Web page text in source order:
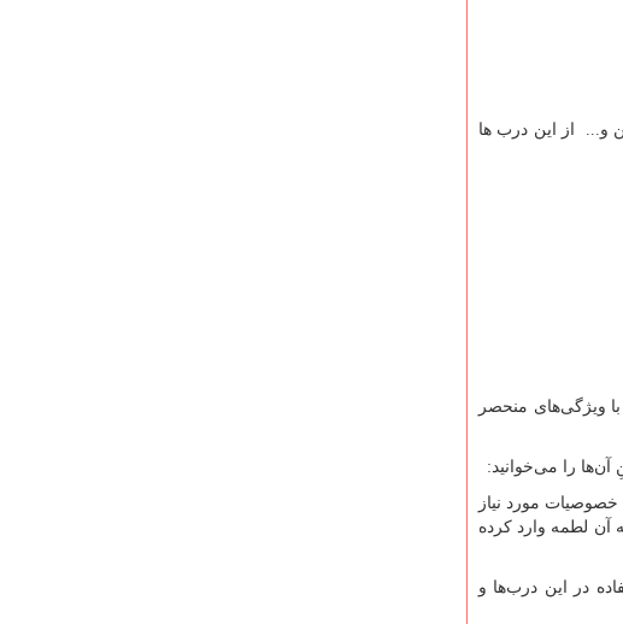
و... از این درب ها
ویژگی‌های منحصر
آن‌ها را می‌خوانید:
مورد نیاز
آن لطمه وارد کرده
در این درب‌ها و